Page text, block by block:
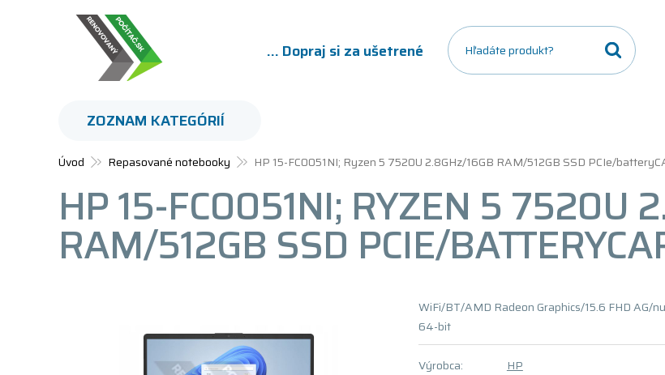
... Dopraj si za ušetrené
Úvod Repasované notebooky HP 15-FC0051NI; Ryzen 5 7520U 2.8GHz/16GB RAM/512GB SSD PCIe/
HP 15-FC0051NI; RYZEN 5 7520U
RAM/512GB SSD PCIE/
WiFi/BT/AMD Radeon Graphics/15.6 FHD AG/
64-bit
Výrobca: HP
ZOZNAM KATEGÓRIÍ